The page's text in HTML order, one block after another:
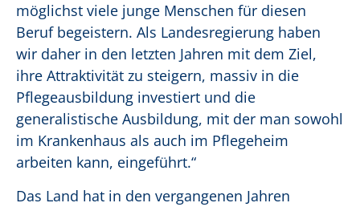
möglichst viele junge Menschen für diesen
Beruf begeistern. Als Landesregierung haben
wir daher in den letzten Jahren mit dem Ziel,
ihre Attraktivität zu steigern, massiv in die
Pflegeausbildung investiert und die
generalistische Ausbildung, mit der man sowohl
im Krankenhaus als auch im Pflegeheim
arbeiten kann, eingeführt.“
Das Land hat in den vergangenen Jahren